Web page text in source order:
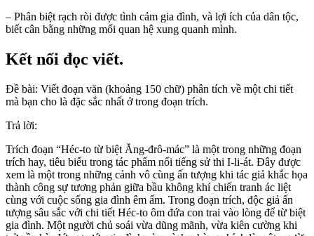
– Phân biệt rạch ròi được tình cảm gia đình, và lợi ích của dân tộc,
biết cân bằng những mối quan hệ xung quanh mình.
Kết nối đọc viết.
Đề bài: Viết đoạn văn (khoảng 150 chữ) phân tích về một chi tiết
mà bạn cho là đặc sắc nhất ở trong đoạn trích.
Trả lời:
Trích đoạn “Héc-to từ biệt Ăng-đrô-mác” là một trong những đoạn
trích hay, tiêu biểu trong tác phẩm nổi tiếng sử thi I-li-át. Đây được
xem là một trong những cảnh vô cùng ấn tượng khi tác giả khắc họa
thành công sự tương phản giữa bầu không khí chiến tranh ác liệt
cùng với cuộc sống gia đình êm ấm. Trong đoạn trích, độc giả ấn
tượng sâu sắc với chi tiết Héc-to ôm đứa con trai vào lòng để từ biệt
gia đình. Một người chủ soái vừa dũng mãnh, vừa kiên cường khi